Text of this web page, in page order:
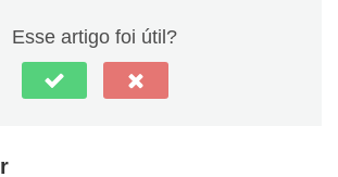
Esse artigo foi útil?